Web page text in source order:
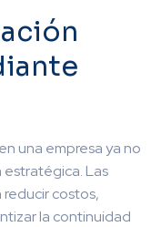
una empresa ya no
estratégica. Las
costos,
la continuidad